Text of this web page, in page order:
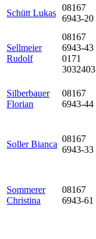
Schütt Lukas
08167
6943-20
Sellmeier
Rudolf
08167
6943-43
0171
3032403
Silberbauer
Florian
08167
6943-44
Soller Bianca
08167
6943-33
Sommerer
Christina
08167
6943-61